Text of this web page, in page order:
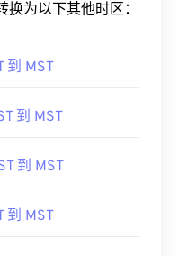
为以下其他时区：
到 MST
到 MST
到 MST
到 MST